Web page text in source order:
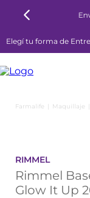
Elegí tu forma de
Maquillaje
RIMMEL
Rimmel
Glow It Up